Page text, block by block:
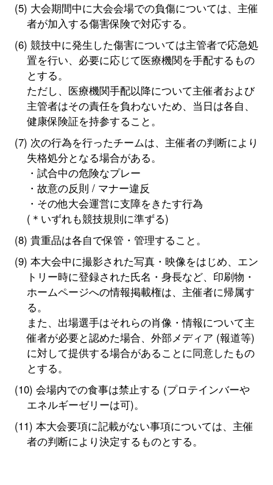
大会期間中に大会会場での負傷については、主催
者が加入する傷害保険で対応する。
競技中に発生した傷害については主管者で応急処
置を行い、必要に応じて医療機関を手配するもの
とする。
ただし、医療機関手配以降について主催者および
主管者はその責任を負わないため、当日は各自、
健康保険証を持参すること。
次の行為を行ったチームは、主催者の判断により
失格処分となる場合がある。
・試合中の危険なプレー
・故意の反則 / マナー違反
・その他大会運営に支障をきたす行為
(＊いずれも競技規則に準ずる)
貴重品は各自で保管・管理すること。
本大会中に撮影された写真・映像をはじめ、エン
トリー時に登録された氏名・身長など、印刷物・
ホームページへの情報掲載権は、主催者に帰属す
る。
また、出場選手はそれらの肖像・情報について主
催者が必要と認めた場合、外部メディア (報道等)
に対して提供する場合があることに同意したもの
とする。
会場内での食事は禁止する (プロテインバーや
エネルギーゼリーは可)。
本大会要項に記載がない事項については、主催
者の判断により決定するものとする。